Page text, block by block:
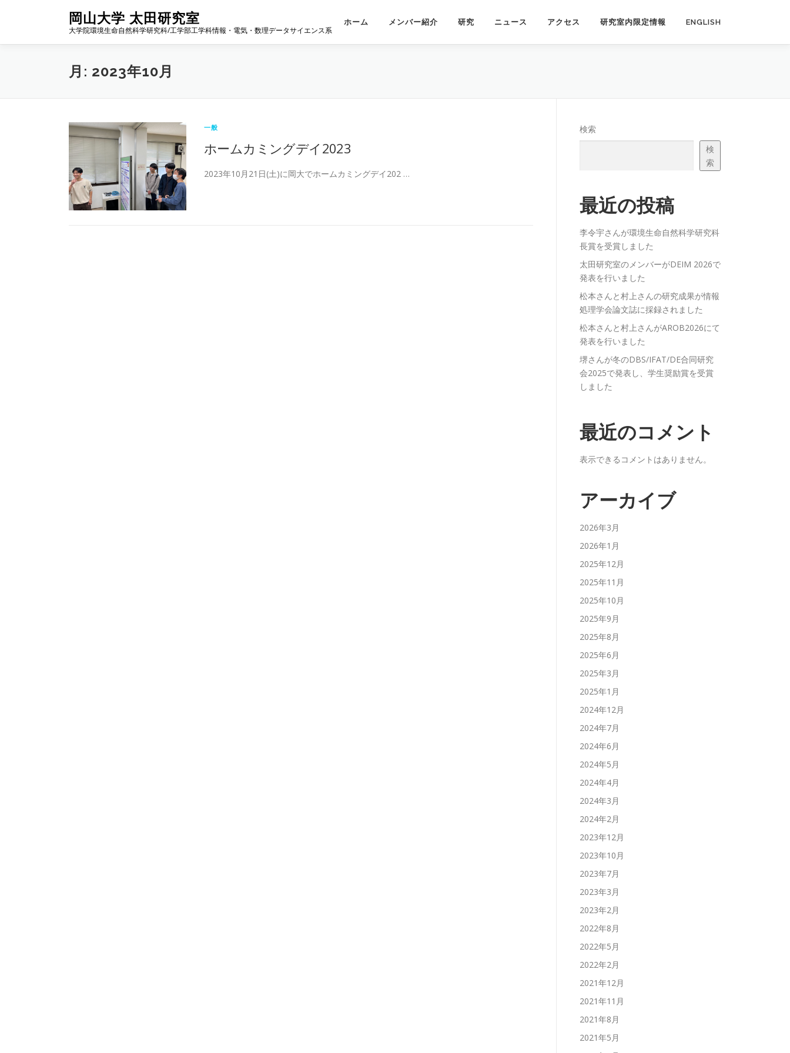
ン
岡山大学 太田研究室
大学院環境生命自然科学研究科/工学部工学科情報・電気・数理データサイエンス系
ホーム メンバー紹介 研究 ニュース アクセス 研究室内限定情報 ENGLISH
月: 2023年10月
一般
ホームカミングデイ2023
2023年10月21日(土)に岡大でホームカミングデイ202 …
検索
検
索
最近の投稿
李令宇さんが環境生命自然科学研究科
長賞を受賞しました
太田研究室のメンバーがDEIM 2026で
発表を行いました
松本さんと村上さんの研究成果が情報
処理学会論文誌に採録されました
松本さんと村上さんがAROB2026にて
発表を行いました
堺さんが冬のDBS/IFAT/DE合同研究
会2025で発表し、学生奨励賞を受賞
しました
最近のコメント
表示できるコメントはありません。
アーカイブ
2026年3月
2026年1月
2025年12月
2025年11月
2025年10月
2025年9月
2025年8月
2025年6月
2025年3月
2025年1月
2024年12月
2024年7月
2024年6月
2024年5月
2024年4月
2024年3月
2024年2月
2023年12月
2023年10月
2023年7月
2023年3月
2023年2月
2022年8月
2022年5月
2022年2月
2021年12月
2021年11月
2021年8月
2021年5月